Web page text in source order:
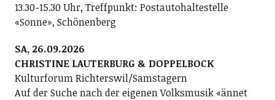
13.30-15.30 Uhr, Treffpunkt: Postautohaltestelle
«Sonne», Schönenberg
SA, 26.09.2026
CHRISTINE LAUTERBURG & DOPPELBOCK
Kulturforum Richterswil/Samstagern
Auf der Suche nach der eigenen Volksmusik «ännet